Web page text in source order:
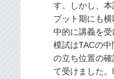
す。しかし、
プット期にも
中的に講義を
模試はTACの
の立ち位置の
て受けました